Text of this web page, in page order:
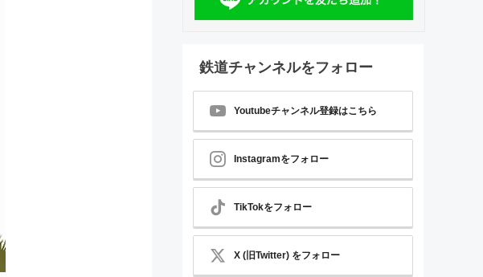
鉄道チャンネルをフォロー
Youtubeチャンネル登録はこちら
Instagramをフォロー
TikTokをフォロー
X (旧Twitter) をフォロー